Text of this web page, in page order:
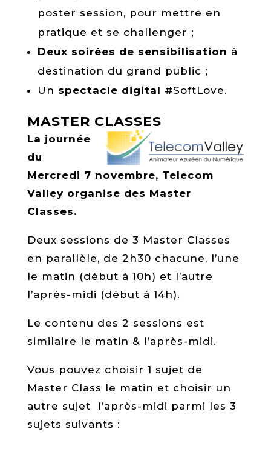
poster session, pour mettre en
pratique et se challenger ;
Deux soirées de sensibilisation à
destination du grand public ;
Un spectacle digital #SoftLove.
MASTER CLASSES
La journée
du
Mercredi 7 novembre, Telecom
Valley organise des Master
Classes.
Deux sessions de 3 Master Classes
en parallèle, de 2h30 chacune, l’une
le matin (début à 10h) et l’autre
l’après-midi (début à 14h).
Le contenu des 2 sessions est
similaire le matin & l’après-midi.
Vous pouvez choisir 1 sujet de
Master Class le matin et choisir un
autre sujet l’après-midi parmi les 3
sujets suivants :